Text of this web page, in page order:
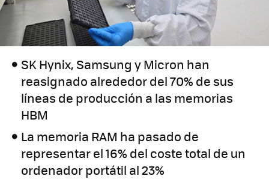
SK Hynix, Samsung y Micron han
reasignado alrededor del 70% de sus
líneas de producción a las memorias
HBM
La memoria RAM ha pasado de
representar el 16% del coste total de un
ordenador portátil al 23%